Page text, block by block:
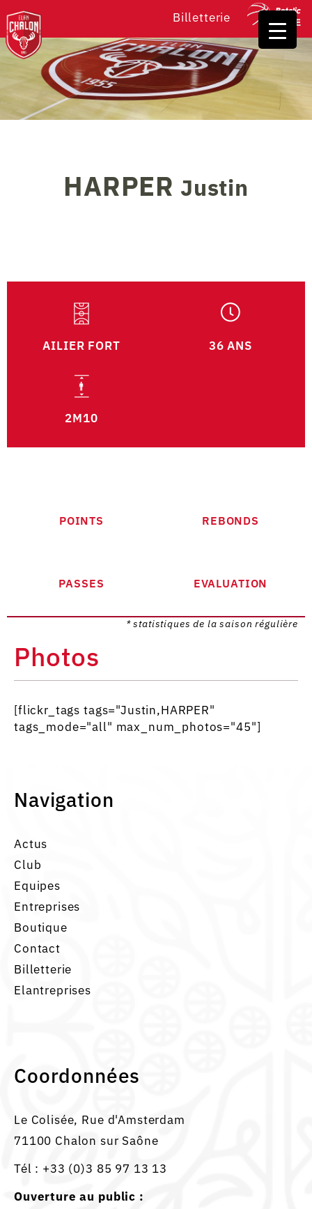
Billetterie
HARPER Justin
AILIER FORT 36 ANS
2M10
POINTS REBONDS
PASSES EVALUATION
* statistiques de la saison régulière
Photos
[flickr_tags tags="Justin,HARPER"
tags_mode="all" max_num_photos="45"]
Navigation
Actus
Club
Equipes
Entreprises
Boutique
Contact
Billetterie
Elantreprises
Coordonnées
Le Colisée, Rue d'Amsterdam
71100 Chalon sur Saône
Tél : +33 (0)3 85 97 13 13
Ouverture au public :